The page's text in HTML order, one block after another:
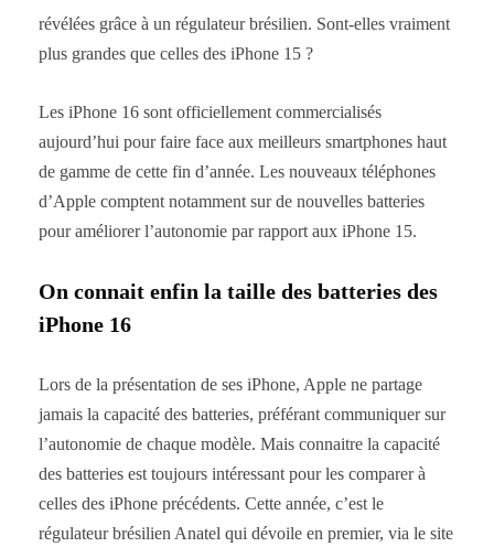
révélées grâce à un régulateur brésilien. Sont-elles vraiment
plus grandes que celles des iPhone 15 ?
Les iPhone 16 sont officiellement commercialisés
aujourd’hui pour faire face aux meilleurs smartphones haut
de gamme de cette fin d’année. Les nouveaux téléphones
d’Apple comptent notamment sur de nouvelles batteries
pour améliorer l’autonomie par rapport aux iPhone 15.
On connait enfin la taille des batteries des
iPhone 16
Lors de la présentation de ses iPhone, Apple ne partage
jamais la capacité des batteries, préférant communiquer sur
l’autonomie de chaque modèle. Mais connaitre la capacité
des batteries est toujours intéressant pour les comparer à
celles des iPhone précédents. Cette année, c’est le
régulateur brésilien Anatel qui dévoile en premier, via le site